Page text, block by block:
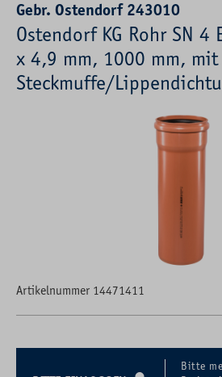
Gebr. Ostendorf 243010
Ostendorf KG Rohr SN 4
x 4,9 mm, 1000 mm, mit
Steckmuffe/
Artikelnummer 14471411
Bitte